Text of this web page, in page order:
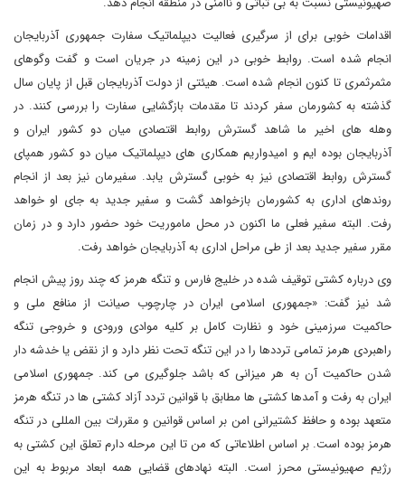
اقدامات خوبی برای از سرگیری فعالیت دیپلماتیک سفارت جمهوری آذربایجان
انجام شده است. روابط خوبی در این زمینه در جریان است و گفت وگوهای
مثمرثمری تا کنون انجام شده است. هیئتی از دولت آذربایجان قبل از پایان سال
گذشته به کشورمان سفر کردند تا مقدمات بازگشایی سفارت را بررسی کنند. در
وهله های اخیر ما شاهد گسترش روابط اقتصادی میان دو کشور ایران و
آذربایجان بوده ایم و امیدواریم همکاری های دیپلماتیک میان دو کشور همپای
گسترش روابط اقتصادی نیز به خوبی گسترش یابد. سفیرمان نیز بعد از انجام
روندهای اداری به کشورمان بازخواهد گشت و سفیر جدید به جای او خواهد
رفت. البته سفیر فعلی ما اکنون در محل ماموریت خود حضور دارد و در زمان
مقرر سفیر جدید بعد از طی مراحل اداری به آذربایجان خواهد رفت.
وی درباره کشتی توقیف شده در خلیج فارس و تنگه هرمز که چند روز پیش انجام
شد نیز گفت: «جمهوری اسلامی ایران در چارچوب صیانت از منافع ملی و
حاکمیت سرزمینی خود و نظارت کامل بر کلیه موادی ورودی و خروجی تنگه
راهبردی هرمز تمامی ترددها را در این تنگه تحت نظر دارد و از نقض یا خدشه دار
شدن حاکمیت آن به هر میزانی که باشد جلوگیری می کند. جمهوری اسلامی
ایران به رفت و آمدها کشتی ها مطابق با قوانین تردد آزاد کشتی ها در تنگه هرمز
متعهد بوده و حافظ کشتیرانی امن بر اساس قوانین و مقررات بین المللی در تنگه
هرمز بوده است. بر اساس اطلاعاتی که من تا این مرحله دارم تعلق این کشتی به
رژیم صهیونیستی محرز است. البته نهادهای قضایی همه ابعاد مربوط به این